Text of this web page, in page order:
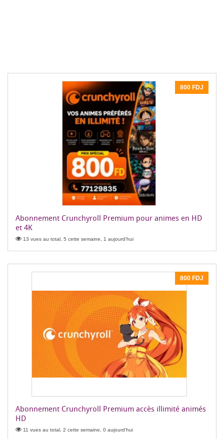
800 FDJ
Abonnement Crunchyroll Premium pour animes en HD
et 4K
13 vues au total, 5 cette semaine, 1 aujourd'hui
800 FDJ
Abonnement Crunchyroll Premium accès illimité animés
HD
11 vues au total, 2 cette semaine, 0 aujourd'hui